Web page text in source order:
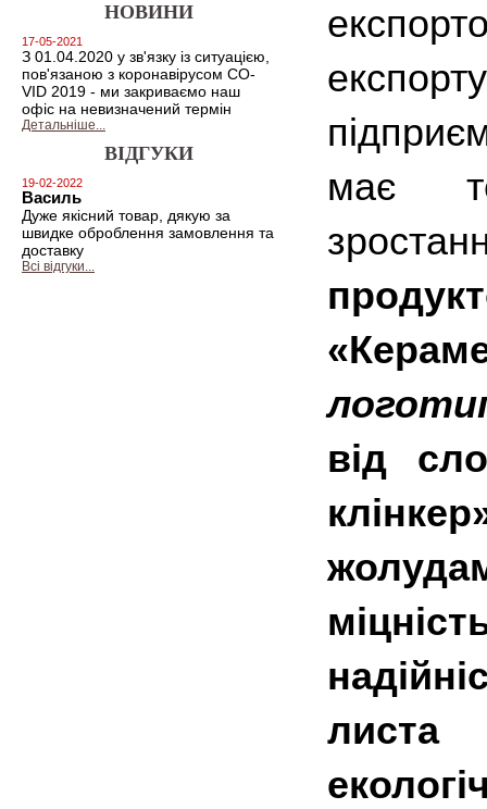
НОВИНИ
17-05-2021
З 01.04.2020 у зв'язку із ситуацією,
пов'язаною з коронавірусом CO-
VID 2019 - ми закриваємо наш
офіс на невизначений термін
Детальніше...
ВІДГУКИ
19-02-2022
Василь
Дуже якісний товар, дякую за
швидке оброблення замовлення та
доставку
Всі відгуки...
має
від